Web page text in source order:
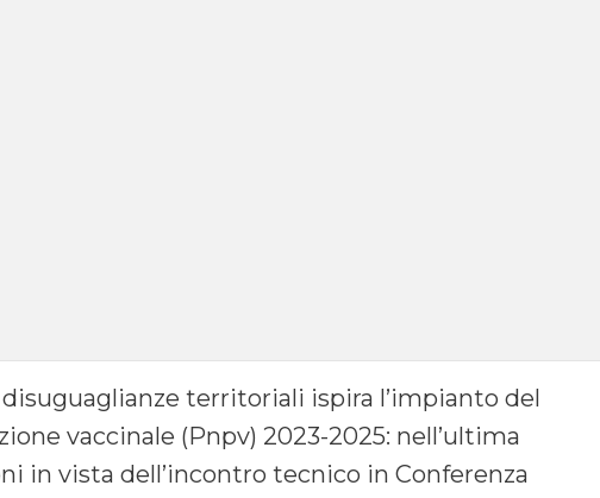
territoriali ispira l’impianto del
vaccinale (Pnpv) 2023-2025: nell’ultima
in vista dell’incontro tecnico in Conferenza